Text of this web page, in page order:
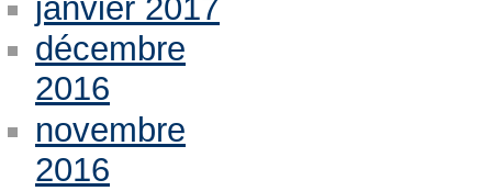
janvier 2017
décembre
2016
novembre
2016